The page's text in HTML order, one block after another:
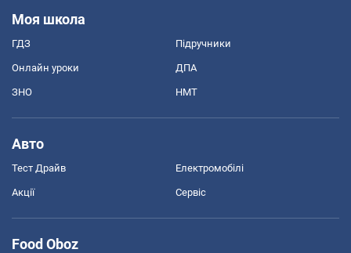
Моя школа
ГДЗ Підручники
Онлайн уроки ДПА
ЗНО НМТ
Авто
Тест Драйв Електромобілі
Акції Сервіс
Food Oboz